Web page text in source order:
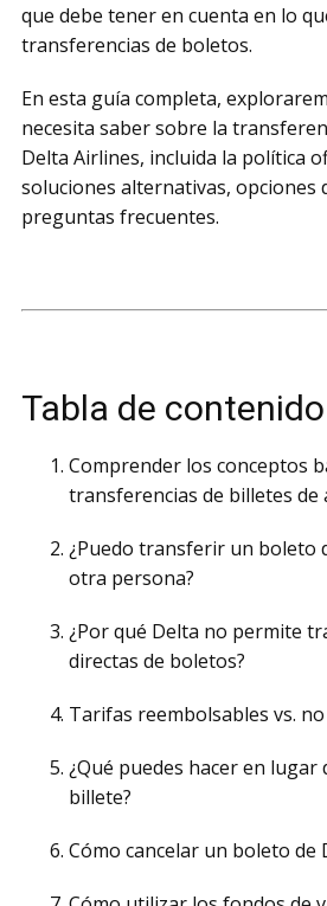
que debe tener en cuenta en lo
transferencias de boletos.
En esta guía completa,
necesita saber sobre la
Delta Airlines, incluida la política
soluciones alternativas, opciones
preguntas frecuentes.
Tabla de contenido
Comprender los conceptos
transferencias de billetes de
¿Puedo transferir un boleto
otra persona?
¿Por qué Delta no permite
directas de boletos?
Tarifas reembolsables vs.
¿Qué puedes hacer en
billete?
Cómo cancelar un boleto de